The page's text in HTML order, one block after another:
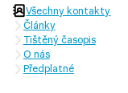
Všechny kontakty
Články
Tištěný časopis
O nás
Předplatné